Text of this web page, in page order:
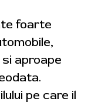
foarte
aproape
pe care il